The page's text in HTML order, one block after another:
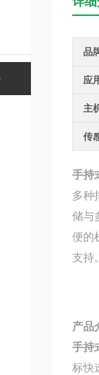
品
应
主
传
手持
多种
储与
便的
支持
产品
手持
标快